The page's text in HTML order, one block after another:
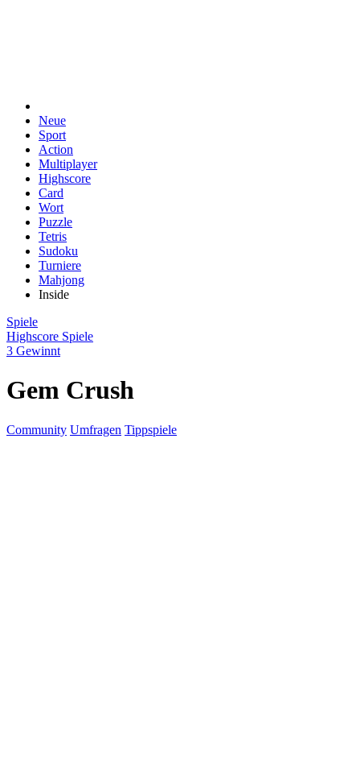
Neue
Sport
Action
Multiplayer
Highscore
Card
Wort
Puzzle
Tetris
Sudoku
Turniere
Mahjong
Inside
Spiele
Highscore Spiele
3 Gewinnt
Gem Crush
Community Umfragen Tippspiele